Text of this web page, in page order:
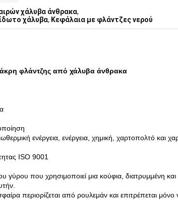
χάλυβα άνθρακα,
χάλυβα, Κεφάλαια με φλάντζες νερού
φλάντζης από χάλυβα άνθρακα
ενέργεια, ενέργεια, χημική, χαρτοπολτό και
ISO 9001
γύρου που χρησιμοποιεί μια κούφια, διατρυμμένη
περιορίζεται από ρουλεμάν και επιτρέπεται μόνο